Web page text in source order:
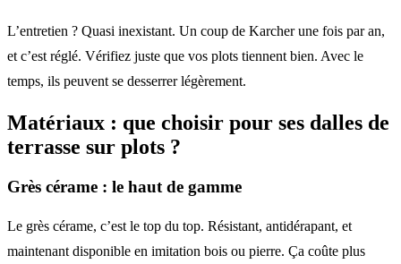
L’entretien ? Quasi inexistant. Un coup de Karcher une fois par an,
et c’est réglé. Vérifiez juste que vos plots tiennent bien. Avec le
temps, ils peuvent se desserrer légèrement.
Matériaux : que choisir pour ses dalles de
terrasse sur plots ?
Grès cérame : le haut de gamme
Le grès cérame, c’est le top du top. Résistant, antidérapant, et
maintenant disponible en imitation bois ou pierre. Ça coûte plus